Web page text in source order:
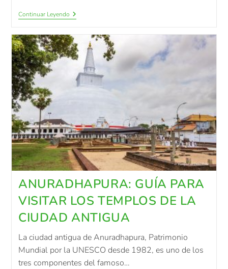
Continuar Leyendo
ANURADHAPURA: GUÍA PARA
VISITAR LOS TEMPLOS DE LA
CIUDAD ANTIGUA
La ciudad antigua de Anuradhapura, Patrimonio
Mundial por la UNESCO desde 1982, es uno de los
tres componentes del famoso…